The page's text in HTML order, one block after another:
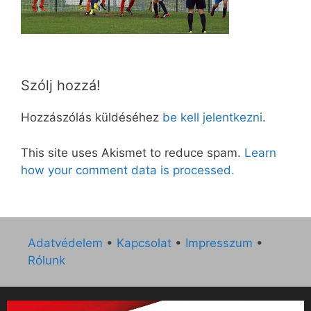
Szólj hozzá!
Hozzászólás küldéséhez be kell jelentkezni.
This site uses Akismet to reduce spam. Learn
how your comment data is processed.
Adatvédelem • Kapcsolat • Impresszum •
Rólunk